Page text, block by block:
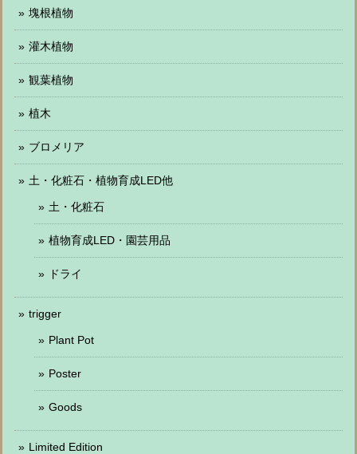
塊根植物
灌木植物
観葉植物
植木
ブロメリア
土・化粧石・植物育成LED他
土・化粧石
植物育成LED・園芸用品
ドライ
trigger
Plant Pot
Poster
Goods
Limited Edition